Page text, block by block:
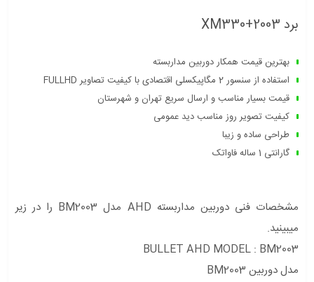
برد XM330+2003
بهترین قیمت همکار دوربین مداربسته
استفاده از سنسور 2 مگاپیکسلی اقتصادی با کیفیت تصاویر FULLHD
قیمت بسیار مناسب و ارسال سریع تهران و شهرستان
کیفیت تصویر روز مناسب دید عمومی
طراحی ساده و زیبا
گارانتی 1 ساله فاواتک
مشخصات فنی دوربین مداربسته AHD مدل BM2003 را در زیر
میبینید.
BULLET AHD MODEL : BM2003
مدل دوربین BM2003